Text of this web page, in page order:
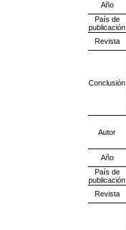
Año
País de
publicación
Revista
Conclusión
Autor
Año
País de
publicación
Revista